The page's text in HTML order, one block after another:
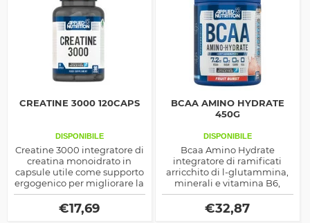
CREATINE 3000 120CAPS
DISPONIBILE
Creatine 3000 integratore di
creatina monoidrato in
capsule utile come supporto
ergogenico per migliorare la
prestanza fisica e i risultati di
massa nel body building
€17,69
BCAA AMINO HYDRATE
450G
DISPONIBILE
Bcaa Amino Hydrate
integratore di ramificati
arricchito di l-glutammina,
minerali e vitamina B6,
ottimo dopo il workout con i
pesi per ottimizzare il
recupero muscolare
€32,87